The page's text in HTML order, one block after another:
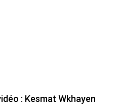
: Kesmat Wkhayen